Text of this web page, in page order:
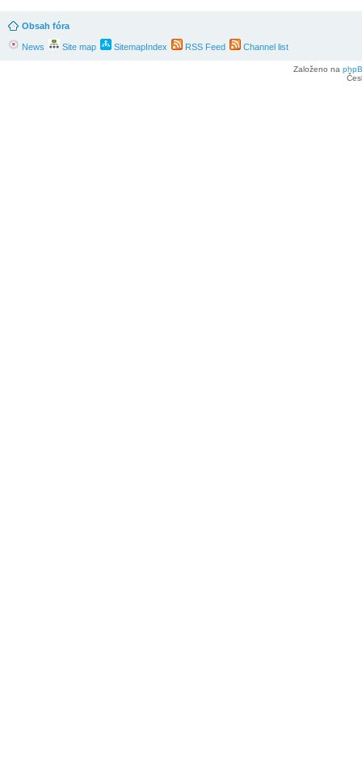
Obsah fóra
News Site map SitemapIndex RSS Feed Channel list
Založeno na